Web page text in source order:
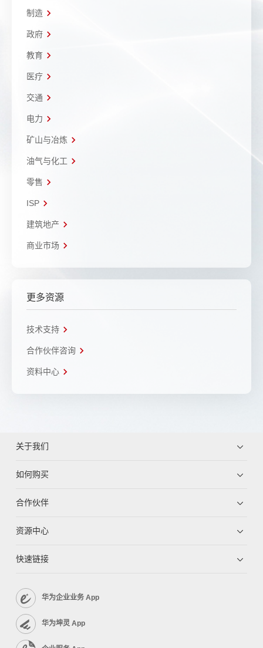
制造
政府
教育
医疗
交通
电力
矿山与冶炼
油气与化工
零售
ISP
建筑地产
商业市场
更多资源
技术支持
合作伙伴咨询
资料中心
关于我们
如何购买
合作伙伴
资源中心
快速链接
华为企业业务 App
华为坤灵 App